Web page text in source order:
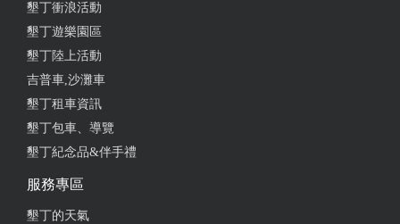
墾丁衝浪活動
墾丁遊樂園區
墾丁陸上活動
吉普車,沙灘車
墾丁租車資訊
墾丁包車、導覽
墾丁紀念品&伴手禮
服務專區
墾丁的天氣